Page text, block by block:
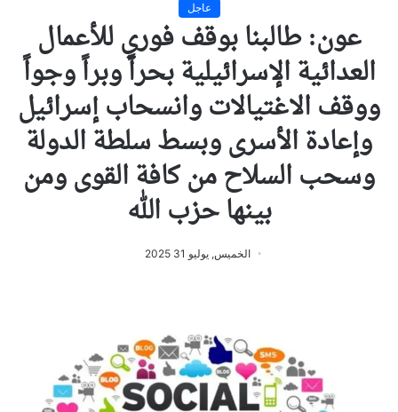
عاجل
عون: طالبنا بوقف فوري للأعمال
العدائية الإسرائيلية بحراً وبراً وجواً
ووقف الاغتيالات وانسحاب إسرائيل
وإعادة الأسرى وبسط سلطة الدولة
وسحب السلاح من كافة القوى ومن
بينها حزب الله
الخميس, يوليو 31 2025